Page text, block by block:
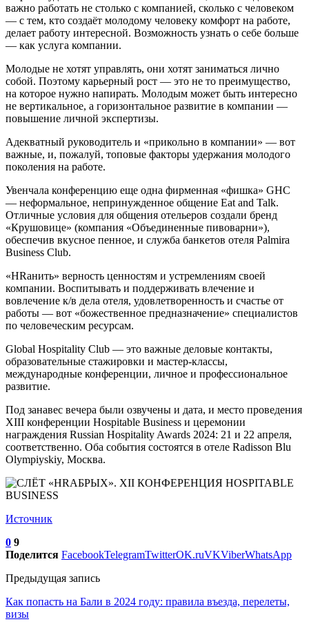
важно работать не столько с компанией, сколько с человеком
— с тем, кто создаёт молодому человеку комфорт на работе,
делает работу интересной. Возможность узнать о себе больше
— как услуга компании.
Молодые не хотят управлять, они хотят заниматься лично
собой. Поэтому карьерный рост — это не то преимущество,
на которое нужно напирать. Молодым может быть интересно
не вертикальное, а горизонтальное развитие в компании —
повышение личной экспертизы.
Адекватный руководитель и «прикольно в компании» — вот
важные, и, пожалуй, топовые факторы удержания молодого
поколения на работе.
Увенчала конференцию еще одна фирменная «фишка» GHC
— неформальное, непринужденное общение Eat and Talk.
Отличные условия для общения отельеров создали бренд
«Крушовице» (компания «Объединенные пивоварни»),
обеспечив вкусное пенное, и служба банкетов отеля Palmira
Business Club.
«HRанить» верность ценностям и устремлениям своей
компании. Воспитывать и поддерживать влечение и
вовлечение к/в дела отеля, удовлетворенность и счастье от
работы — вот «божественное предназначение» специалистов
по человеческим ресурсам.
Global Hospitality Club — это важные деловые контакты,
образовательные стажировки и мастер-классы,
международные конференции, личное и профессиональное
развитие.
Под занавес вечера были озвучены и дата, и место проведения
XIII конференции Hospitable Business и церемонии
награждения Russian Hospitality Awards 2024: 21 и 22 апреля,
соответственно. Оба события состоятся в отеле Radisson Blu
Olympiyskiy, Москва.
Источник
0 9
Поделится FacebookTelegramTwitterOK.ruVKViberWhatsApp
Предыдущая запись
Как попасть на Бали в 2024 году: правила въезда, перелеты,
визы